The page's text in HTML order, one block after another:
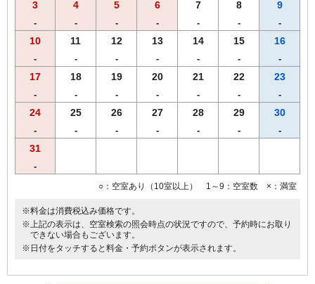
3
-
4
-
5
-
6
-
7
-
8
-
9
-
10
-
11
-
12
-
13
-
14
-
15
-
16
-
17
-
18
-
19
-
20
-
21
-
22
-
23
-
24
-
25
-
26
-
27
-
28
-
29
-
30
-
31
-
○：空室あり（10室以上） 1～9：空室数 ×：満室
※料金は消費税込み価格です。
※上記の表示は、空室検索の照会時点の状況ですので、予約時にお取り
できない場合もございます。
※日付をタッチすると料金・予約ボタンが表示されます。